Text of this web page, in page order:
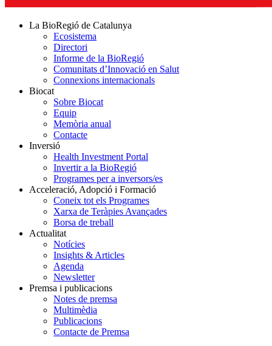
La BioRegió de Catalunya
Ecosistema
Directori
Informe de la BioRegió
Comunitats d’Innovació en Salut
Connexions internacionals
Biocat
Sobre Biocat
Equip
Memòria anual
Contacte
Inversió
Health Investment Portal
Invertir a la BioRegió
Programes per a inversors/es
Acceleració, Adopció i Formació
Coneix tot els Programes
Xarxa de Teràpies Avançades
Borsa de treball
Actualitat
Notícies
Insights & Articles
Agenda
Newsletter
Premsa i publicacions
Notes de premsa
Multimèdia
Publicacions
Contacte de Premsa